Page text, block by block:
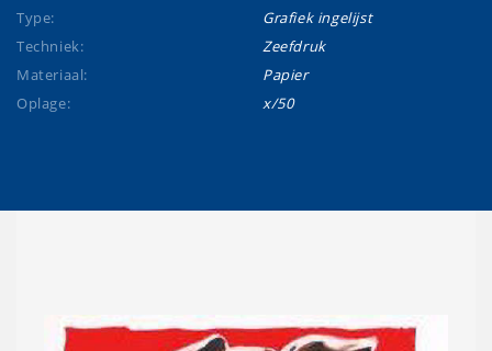
Type:
Grafiek ingelijst
Techniek:
Zeefdruk
Materiaal:
Papier
Oplage:
x/50